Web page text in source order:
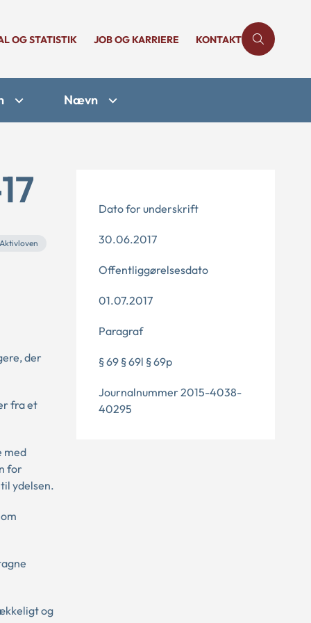
OG STATISTIK JOB OG KARRIERE KONTAKT
Nævn
Aktivloven
der
fra et
med
for
ydelsen.
og
Dato for underskrift
30.06.2017
Offentliggørelsesdato
01.07.2017
Paragraf
§ 69 § 69l § 69p
Journalnummer 2015-4038-
40295